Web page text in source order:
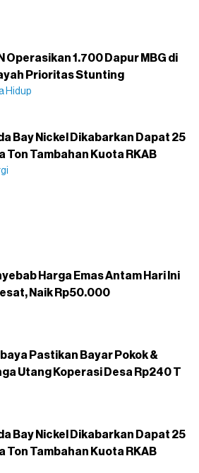
Operasikan 1.700 Dapur MBG di
Prioritas Stunting
Hidup
Bay Nickel Dikabarkan Dapat 25
Ton Tambahan Kuota RKAB
Harga Emas Antam Hari Ini
Naik Rp50.000
Pastikan Bayar Pokok &
Utang Koperasi Desa Rp240 T
Bay Nickel Dikabarkan Dapat 25
Ton Tambahan Kuota RKAB